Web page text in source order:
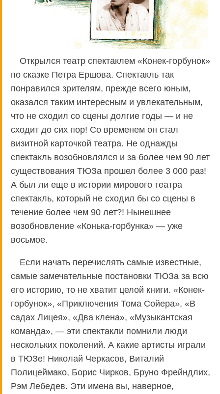
Открылся театр спектаклем «Конек-горбунок»
по сказке Петра Ершова. Спектакль так
понравился зрителям, прежде всего юным,
оказался таким интересным и увлекательным,
что не сходил со сцены долгие годы — и не
сходит до сих пор! Со временем он стал
визитной карточкой театра. Не однажды
спектакль возобновлялся и за более чем 90 лет
существования ТЮЗа прошел более 3 000 раз!
А был ли еще в истории мирового театра
спектакль, который не сходил бы со сцены в
течение более чем 90 лет?! Нынешнее
возобновление «Конька-горбунка» — уже
восьмое.
Если начать перечислять самые известные,
самые замечательные постановки ТЮЗа за всю
его историю, то не хватит целой книги. «Конек-
горбунок», «Приключения Тома Сойера», «В
садах Лицея», «Два клена», «Музыкантская
команда», — эти спектакли помнили люди
нескольких поколений. А какие артисты играли
в ТЮЗе! Николай Черкасов, Виталий
Полицеймако, Борис Чирков, Бруно Фрейндлих,
Рэм Лебедев. Эти имена вы, наверное,